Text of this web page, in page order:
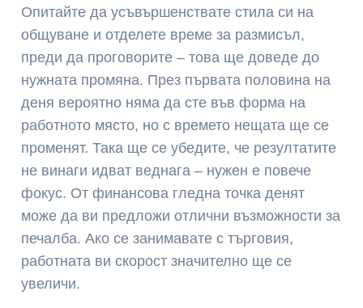
Опитайте да усъвършенствате стила си на
общуване и отделете време за размисъл,
преди да проговорите – това ще доведе до
нужната промяна. През първата половина на
деня вероятно няма да сте във форма на
работното място, но с времето нещата ще се
променят. Така ще се убедите, че резултатите
не винаги идват веднага – нужен е повече
фокус. От финансова гледна точка денят
може да ви предложи отлични възможности за
печалба. Ако се занимавате с търговия,
работната ви скорост значително ще се
увеличи.